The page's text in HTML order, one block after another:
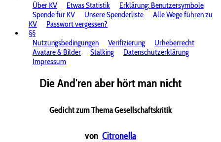
Über KV
Etwas Statistik
Erklärung: Benutzersymbole
Spende für KV
Unsere Spenderliste
Alle Wege führen zu
KV
Passwort vergessen?
§§
Nutzungsbedingungen
Verifizierung
Urheberrecht
Avatare & Bilder
Stalking
Datenschutzerklärung
Impressum
Die And'ren aber hört man nicht
Gedicht zum Thema Gesellschaftskritik
von Citronella